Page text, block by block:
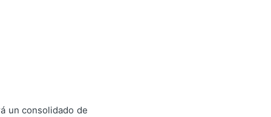
un consolidado de